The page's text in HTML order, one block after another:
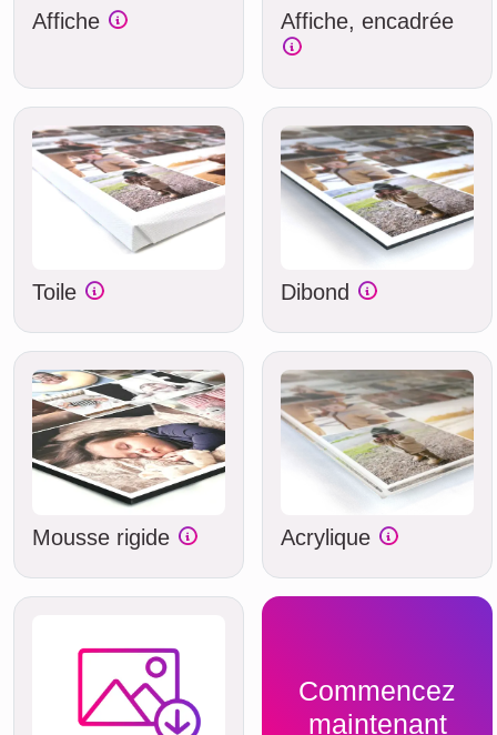
Affiche Affiche, encadrée
Toile Dibond
Mousse rigide Acrylique
Commencez
maintenant